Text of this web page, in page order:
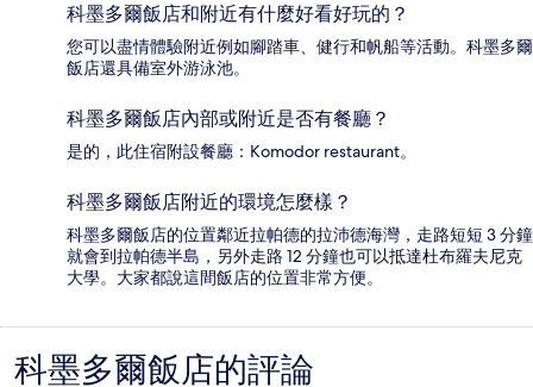
科墨多爾飯店和附近有什麼好看好玩的？
您可以盡情體驗附近例如腳踏車、健行和帆船等活動。科墨多爾
飯店還具備室外游泳池。
科墨多爾飯店內部或附近是否有餐廳？
是的，此住宿附設餐廳：Komodor restaurant。
科墨多爾飯店附近的環境怎麼樣？
科墨多爾飯店的位置鄰近拉帕德的拉沛德海灣，走路短短 3 分鐘
就會到拉帕德半島，另外走路 12 分鐘也可以抵達杜布羅夫尼克
大學。大家都說這間飯店的位置非常方便。
評
科墨多爾飯店的評論